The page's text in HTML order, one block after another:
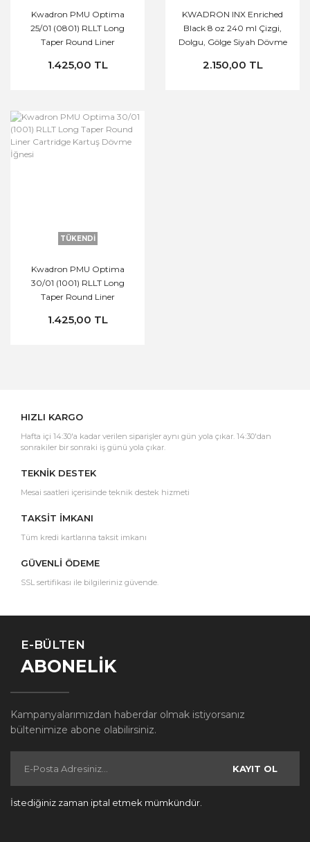
Kwadron PMU Optima
25/01 (0801) RLLT Long
Taper Round Liner
İğnesi
1.425,00 TL
KWADRON INX Enriched
Black 8 oz 240 ml Çizgi,
Dolgu, Gölge Siyah Dövme
2.150,00 TL
TÜKENDİ
Kwadron PMU Optima
30/01 (1001) RLLT Long
Taper Round Liner
İğnesi
1.425,00 TL
HIZLI KARGO
Hafta içi 14:30'a kadar verilen siparişler aynı gün yola çıkar. 14:30'dan
sonrakiler bir sonraki iş günü yola çıkar.
TEKNİK DESTEK
Mesai saatleri içerisinde teknik destek hizmeti
TAKSİT İMKANI
Tüm kredi kartlarına taksit imkanı
GÜVENLİ ÖDEME
SSL sertifikası ile bilgileriniz güvende.
E-BÜLTEN
ABONELİK
Kampanyalarımızdan haberdar olmak istiyorsanız
bültenimize abone olabilirsiniz.
KAYIT OL
İstediğiniz zaman iptal etmek mümkündür.